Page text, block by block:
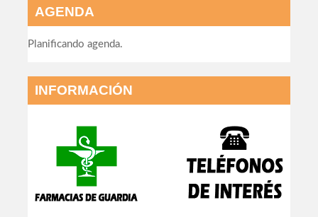
AGENDA
Planificando agenda.
INFORMACIÓN